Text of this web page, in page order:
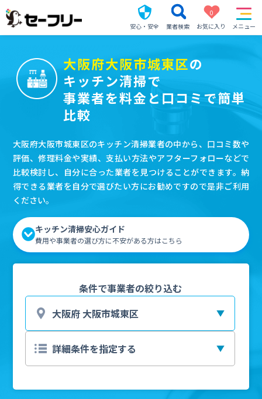
安心・安全 業者検索
0
お気に入り
メニュー
大阪府大阪市城東区の
キッチン清掃で
事業者を料金と口コミで簡単
比較
大阪府大阪市城東区のキッチン清掃業者の中から、口コミ数や
評価、修理料金や実績、支払い方法やアフターフォローなどで
比較検討し、自分に合った業者を見つけることができます。納
得できる業者を自分で選びたい方にお勧めですので是非ご利用
ください。
キッチン清掃安心ガイド
費用や事業者の選び方に不安がある方はこちら
条件で事業者の絞り込む